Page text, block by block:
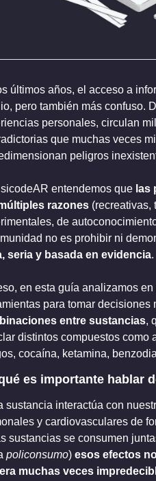
últimos años, el acceso a
pero también más confuso.
personales, circulan
que muchas veces
peligros
entendemos que las
razones (recreativas,
de
no es prohibir ni
seria y basada en evidencia.
en esta guía analizamos
para tomar decisiones
entre sustancias,
distintos compuestos como
cocaína, ketamina,
es importante hablar
sustancia interactúa con
y cardiovasculares de
sustancias se consumen
policonsumo) esos efectos
muchas veces